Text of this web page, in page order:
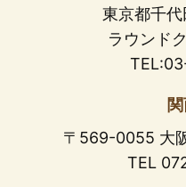
東京都千
ラウンド
〒569-0055 大
TEL